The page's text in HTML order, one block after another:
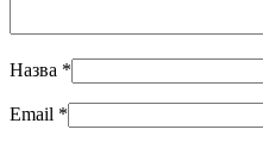
Назва *
Email *